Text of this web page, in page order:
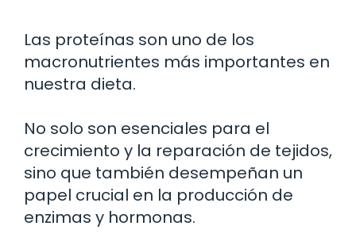
Las proteínas son uno de los
macronutrientes más importantes en
nuestra dieta.
No solo son esenciales para el
crecimiento y la reparación de tejidos,
sino que también desempeñan un
papel crucial en la producción de
enzimas y hormonas.